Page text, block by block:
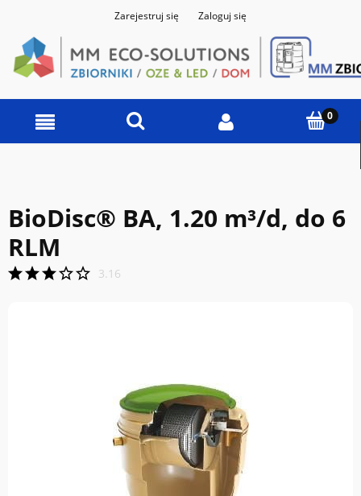
Zarejestruj się Zaloguj się
BioDisc® BA, 1.20 m³/d, do 6
RLM
3.16